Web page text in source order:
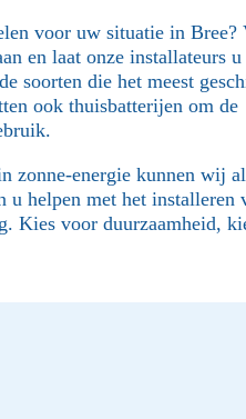
voor uw situatie in Bree?
en laat onze installateurs u
soorten die het meest
ook thuisbatterijen om de
zonne-energie kunnen wij
u helpen met het installeren
Kies voor duurzaamheid,